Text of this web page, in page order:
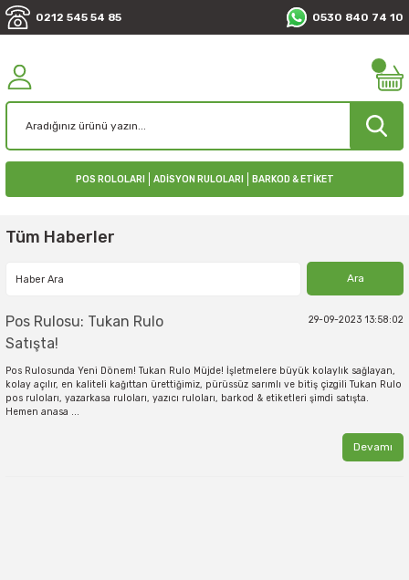
0212 545 54 85 0530 840 74 10
POS ROLOLARI ADİSYON RULOLARI BARKOD & ETİKET
Tüm Haberler
Pos Rulosu: Tukan Rulo
Satışta!
29-09-2023 13:58:02
Pos Rulosunda Yeni Dönem! Tukan Rulo Müjde! İşletmelere büyük kolaylık sağlayan,
kolay açılır, en kaliteli kağıttan ürettiğimiz, pürüssüz sarımlı ve bitiş çizgili Tukan Rulo
pos ruloları, yazarkasa ruloları, yazıcı ruloları, barkod & etiketleri şimdi satışta.
Hemen anasa ...
Devamı